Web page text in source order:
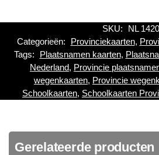
SKU:
NL 1420
Categorieën:
Provinciekaarten,
Tags:
Plaatsnamen kaarten,
Nederland, Provincie
wegenkaarten, Provincie
Schoolkaarten, Schoolkaarten
Gerelateerde producten